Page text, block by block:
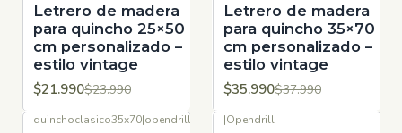
Letrero de madera
para quincho 25×50
cm personalizado –
estilo vintage
$21.990$23.990
Letrero de madera
para quincho 35×70
cm personalizado –
estilo vintage
$35.990$37.990
quinchoclasico35x70|opendrill |Opendrill